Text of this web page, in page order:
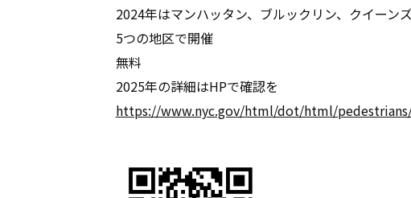
2024年はマンハッタン、ブルックリン、クイーン
5つの地区で開催
無料
2025年の詳細はHPで確認を
https://www.nyc.gov/html/dot/html/